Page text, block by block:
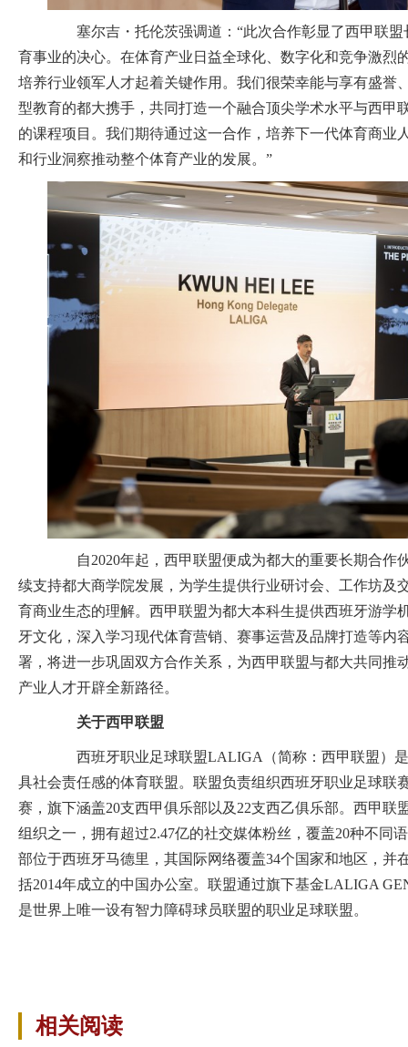
塞尔吉・托伦茨强调道：“此次合作彰显了西甲联盟
育事业的决心。在体育产业日益全球化、数字化和竞争激烈
培养行业领军人才起着关键作用。我们很荣幸能与享有盛誉
型教育的都大携手，共同打造一个融合顶尖学术水平与西甲
的课程项目。我们期待通过这一合作，培养下一代体育商业
和行业洞察推动整个体育产业的发展。”
自2020年起，西甲联盟便成为都大的重要长期合作
续支持都大商学院发展，为学生提供行业研讨会、工作坊及
育商业生态的理解。西甲联盟为都大本科生提供西班牙游学
牙文化，深入学习现代体育营销、赛事运营及品牌打造等内
署，将进一步巩固双方合作关系，为西甲联盟与都大共同推
产业人才开辟全新路径。
关于西甲联盟
西班牙职业足球联盟LALIGA（简称：西甲联盟）是
具社会责任感的体育联盟。联盟负责组织西班牙职业足球
赛，旗下涵盖20支西甲俱乐部以及22支西乙俱乐部。西甲联
组织之一，拥有超过2.47亿的社交媒体粉丝，覆盖20种不同
部位于西班牙马德里，其国际网络覆盖34个国家和地区，并
括2014年成立的中国办公室。联盟通过旗下基金LALIGA
是世界上唯一设有智力障碍球员联盟的职业足球联盟。
相关阅读